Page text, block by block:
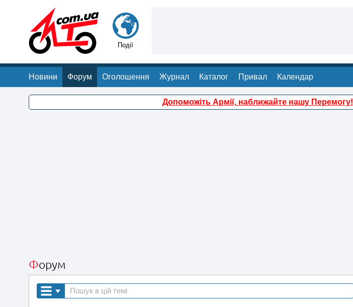
Події
Новини Форум Оголошення Журнал Каталог Привал Календар
Допоможіть Армії, наближайте нашу Перемогу!
Форум